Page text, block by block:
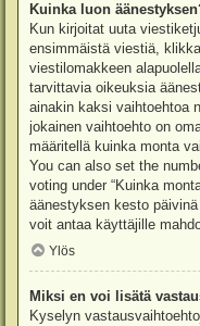
Kuinka luon
Kun kirjoitat uuta
ensimmäistä viestiä,
viestilomakkeen
tarvittavia oikeuksia
ainakin kaksi vaihtoehtoa
jokainen vaihtoehto on
määritellä kuinka monta
You can also set the
voting under “Kuinka
äänestyksen kesto
voit antaa käyttäjille
Ylös
Miksi en voi lisätä
Kyselyn